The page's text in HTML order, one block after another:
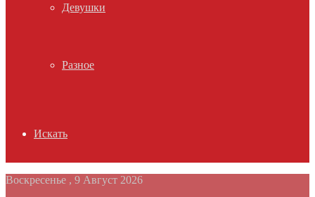
Девушки
Разное
Искать
Воскресенье , 9 Август 2026